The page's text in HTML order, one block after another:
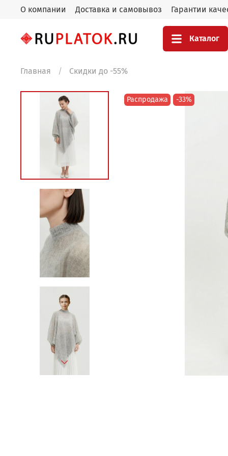
О компании Доставка и самовывоз Гарантии
Каталог
Главная Скидки до -55%
Распродажа -33%